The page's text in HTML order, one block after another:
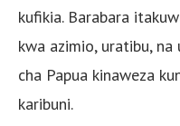
kufikia. Barabara
kwa azimio, uratibu, na
cha Papua kinaweza
karibuni.